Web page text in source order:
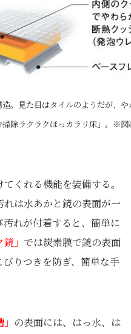
造。見た目はタイルのようだが、
掃除ラクラクほっカラリ床」。※
くれる機能を装備する。
は水あかと鏡の表面が一
れが付着すると、簡単に
」 では炭素膜で鏡の表面
りつきを防ぎ、簡単な手
の表面には、はっ水、は